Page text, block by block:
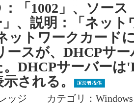
「1002」、ソース
、説明：「ネット
ットワークカード
ースが、DHCPサ
。DHCPサーバー
される。
レッジ カテゴリ：